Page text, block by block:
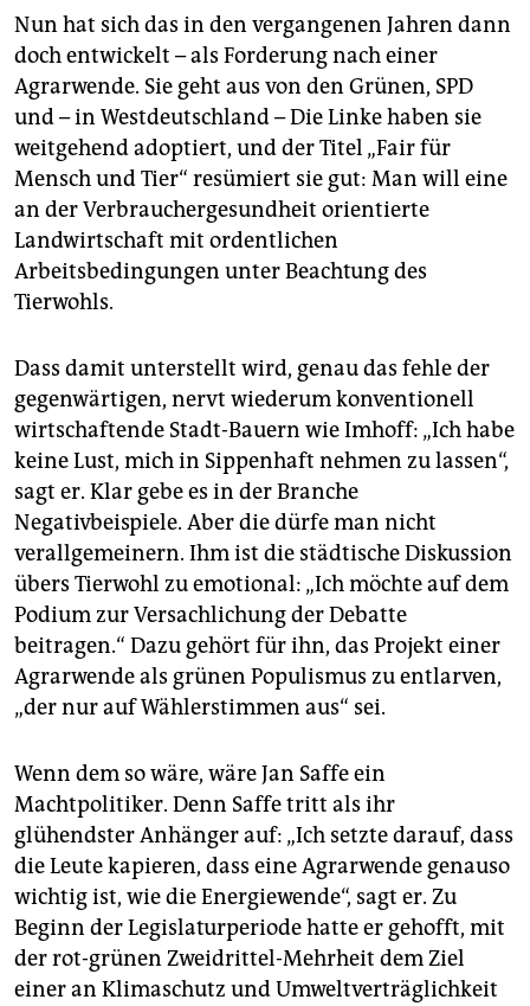
Nun hat sich das in den vergangenen Jahren dann
doch entwickelt – als Forderung nach einer
Agrarwende. Sie geht aus von den Grünen, SPD
und – in Westdeutschland – Die Linke haben sie
weitgehend adoptiert, und der Titel „Fair für
Mensch und Tier“ resümiert sie gut: Man will eine
an der Verbrauchergesundheit orientierte
Landwirtschaft mit ordentlichen
Arbeitsbedingungen unter Beachtung des
Tierwohls.
Dass damit unterstellt wird, genau das fehle der
gegenwärtigen, nervt wiederum konventionell
wirtschaftende Stadt-Bauern wie Imhoff: „Ich habe
keine Lust, mich in Sippenhaft nehmen zu lassen“,
sagt er. Klar gebe es in der Branche
Negativbeispiele. Aber die dürfe man nicht
verallgemeinern. Ihm ist die städtische Diskussion
übers Tierwohl zu emotional: „Ich möchte auf dem
Podium zur Versachlichung der Debatte
beitragen.“ Dazu gehört für ihn, das Projekt einer
Agrarwende als grünen Populismus zu entlarven,
„der nur auf Wählerstimmen aus“ sei.
Wenn dem so wäre, wäre Jan Saffe ein
Machtpolitiker. Denn Saffe tritt als ihr
glühendster Anhänger auf: „Ich setzte darauf, dass
die Leute kapieren, dass eine Agrarwende genauso
wichtig ist, wie die Energiewende“, sagt er. Zu
Beginn der Legislaturperiode hatte er gehofft, mit
der rot-grünen Zweidrittel-Mehrheit dem Ziel
einer an Klimaschutz und Umweltverträglichkeit